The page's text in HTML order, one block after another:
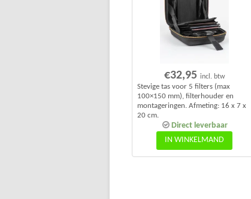
€32,95 incl. btw
Direct leverbaar
Stevige tas voor 5 filters (max
100×150 mm), filterhouder en
montageringen. Afmeting: 16 x 7 x
20 cm.
IN WINKELMAND